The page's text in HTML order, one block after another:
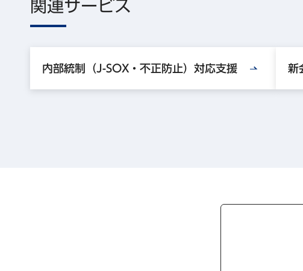
関連サービス
内部統制（J-SOX・不正防止）対応支援 新